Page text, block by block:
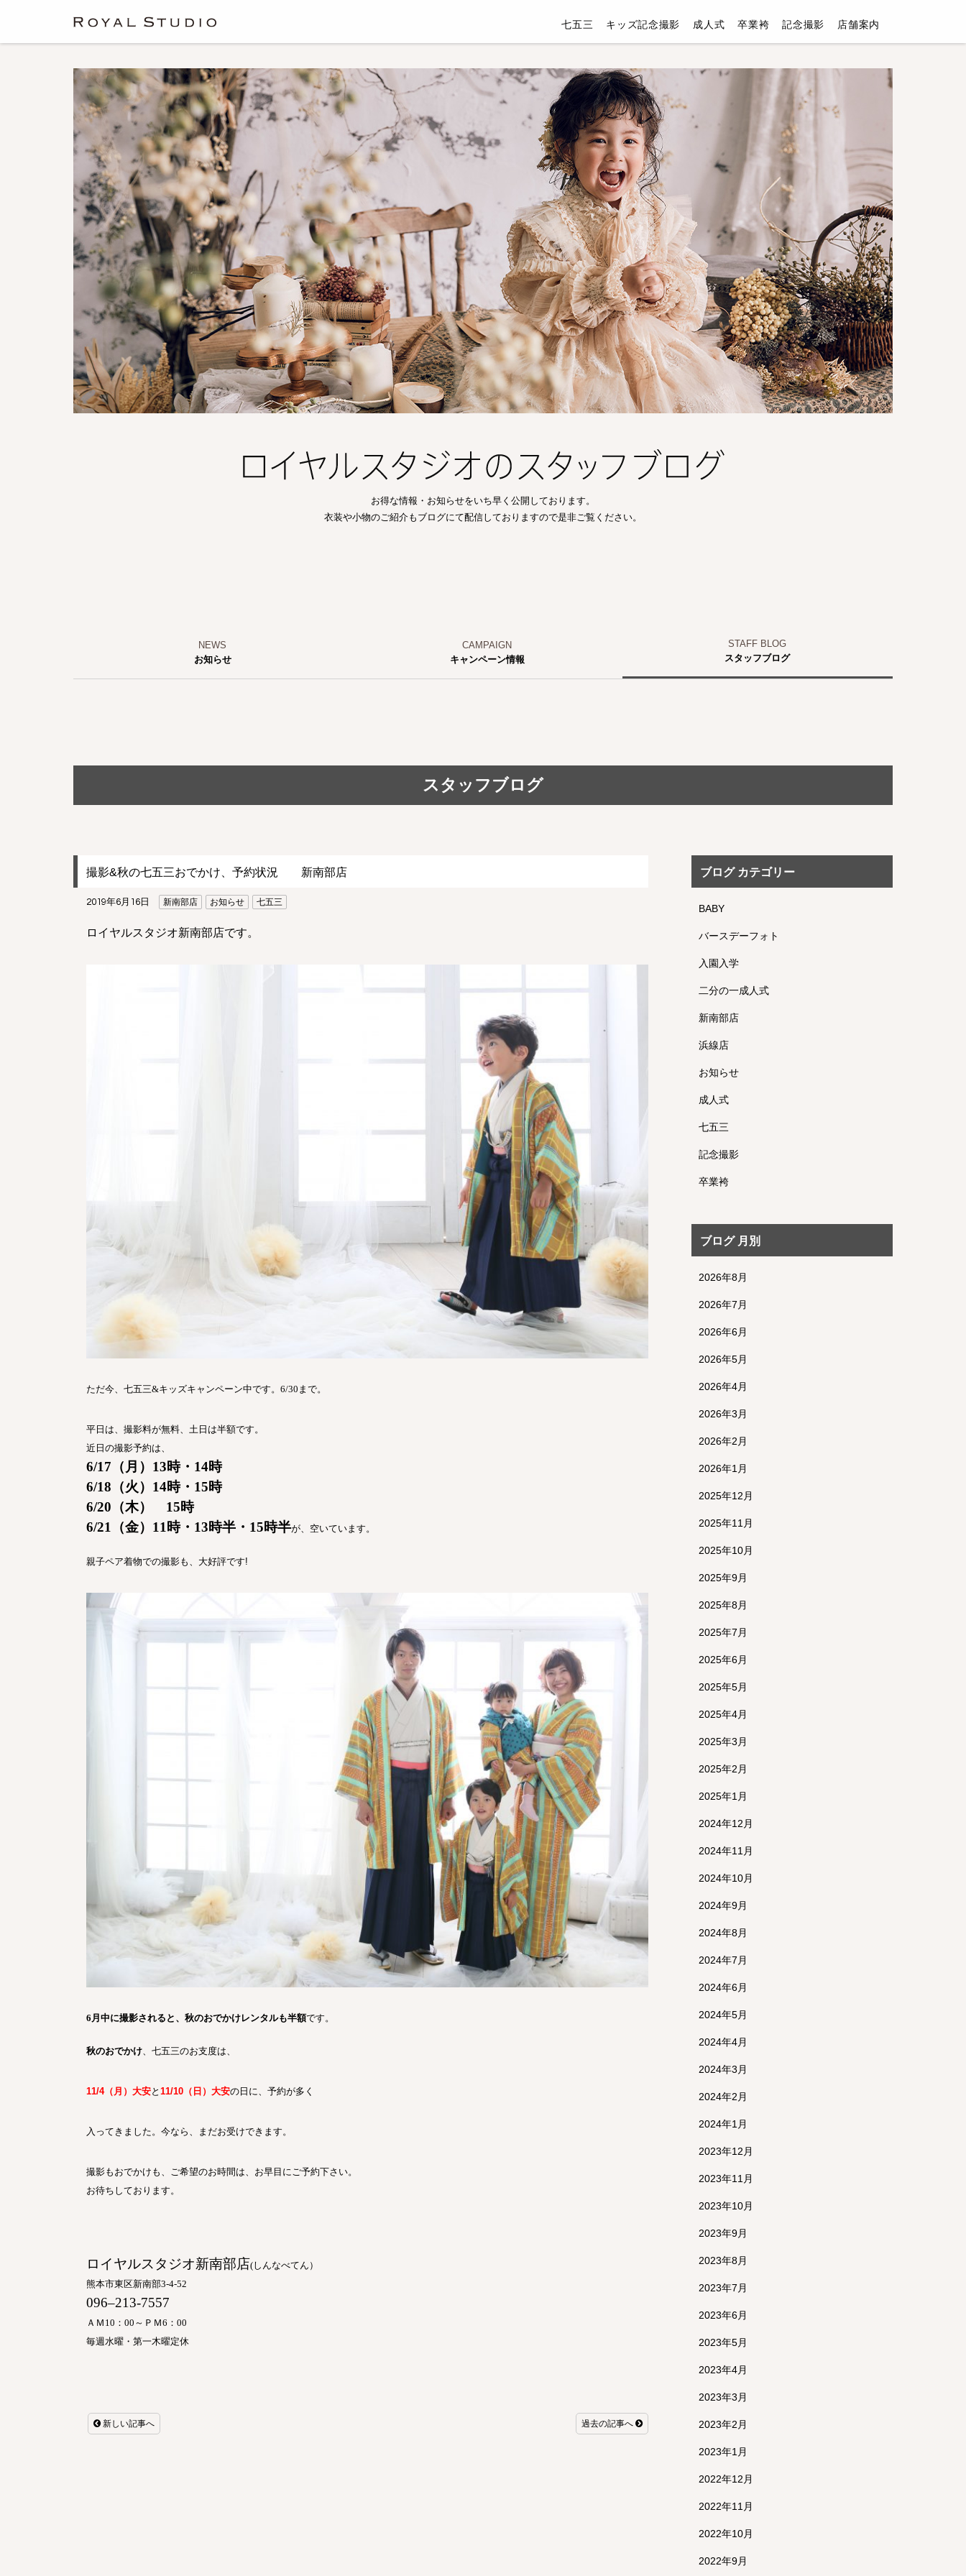
店舗案内
記念撮影
卒業袴
成人式
キッズ記念撮影
七五三
お得な情報・お知らせをいち早く公開しております。
衣装や小物のご紹介もブログにて配信しておりますので是非ご覧ください。
お知らせ キャンペーン情報 スタッフブログ
スタッフブログ
撮影&秋の七五三おでかけ、予約状況 新南部店
2019年6月16日 新南部店 お知らせ 七五三
ロイヤルスタジオ新南部店です。
ただ今、七五三&キッズキャンペーン中です。 6/30 まで。
平日は、撮影料が無料、土日は半額です。
近日の撮影予約は、
6/17 （月） 13時・ 14時
6/18 （火） 14時・ 15時
6/20 （木） 15時
6/21 （金） 11時・ 13時半・ 15時半が、空いています。
親子ペア着物での撮影も、大好評です!
6 月中に撮影されると、秋のおでかけレンタルも半額です。
秋のおでかけ 、七五三のお支度は、
11/4（月）大安と 11/10（日）大安の日に、予約が多く
入ってきました。今なら、まだお受けできます。
撮影もおでかけも、ご希望のお時間は、お早目にご予約下さい。
お待ちしております。
ロイヤルスタジオ新南部店(しんなべてん）
熊本市東区新南部3-4-52
096–213-7557
ＡＭ 10 ： 00 ～ＰＭ6 ： 00
毎週水曜・第一木曜定休
新しい記事へ 過去の記事へ
ブログ カテゴリー
BABY
バースデーフォト
入園入学
二分の一成人式
新南部店
浜線店
お知らせ
成人式
七五三
記念撮影
卒業袴
ブログ 月別
2026年8月
2026年7月
2026年6月
2026年5月
2026年4月
2026年3月
2026年2月
2026年1月
2025年12月
2025年11月
2025年10月
2025年9月
2025年8月
2025年7月
2025年6月
2025年5月
2025年4月
2025年3月
2025年2月
2025年1月
2024年12月
2024年11月
2024年10月
2024年9月
2024年8月
2024年7月
2024年6月
2024年5月
2024年4月
2024年3月
2024年2月
2024年1月
2023年12月
2023年11月
2023年10月
2023年9月
2023年8月
2023年7月
2023年6月
2023年5月
2023年4月
2023年3月
2023年2月
2023年1月
2022年12月
2022年11月
2022年10月
2022年9月